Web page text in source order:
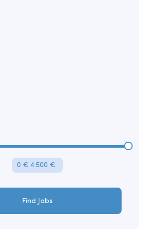
0 € 4.500 €
Find Jobs